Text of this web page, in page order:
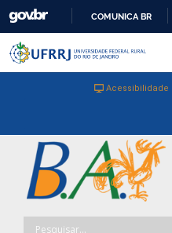
COMUNICA BR
Pular barra institucional
Barra
Acessibilidade